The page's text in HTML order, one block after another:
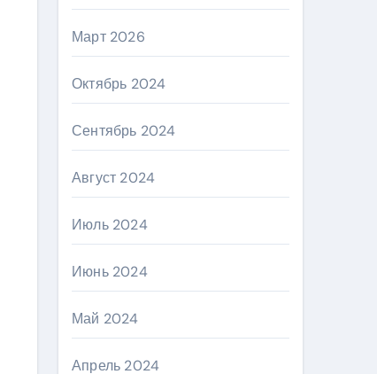
Март 2026
Октябрь 2024
Сентябрь 2024
Август 2024
Июль 2024
Июнь 2024
Май 2024
Апрель 2024